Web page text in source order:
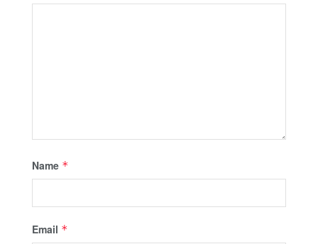
Name *
Email *